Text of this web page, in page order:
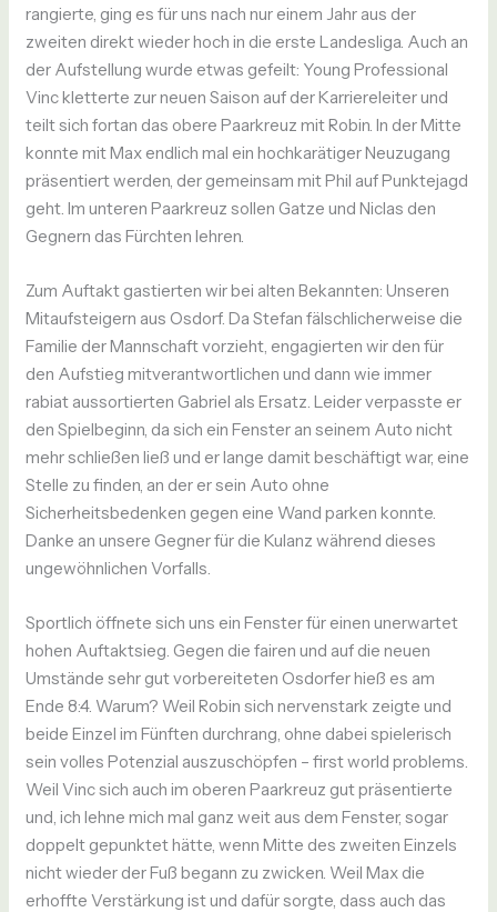
rangierte, ging es für uns nach nur einem Jahr aus der
zweiten direkt wieder hoch in die erste Landesliga. Auch an
der Aufstellung wurde etwas gefeilt: Young Professional
Vinc kletterte zur neuen Saison auf der Karriereleiter und
teilt sich fortan das obere Paarkreuz mit Robin. In der Mitte
konnte mit Max endlich mal ein hochkarätiger Neuzugang
präsentiert werden, der gemeinsam mit Phil auf Punktejagd
geht. Im unteren Paarkreuz sollen Gatze und Niclas den
Gegnern das Fürchten lehren.
Zum Auftakt gastierten wir bei alten Bekannten: Unseren
Mitaufsteigern aus Osdorf. Da Stefan fälschlicherweise die
Familie der Mannschaft vorzieht, engagierten wir den für
den Aufstieg mitverantwortlichen und dann wie immer
rabiat aussortierten Gabriel als Ersatz. Leider verpasste er
den Spielbeginn, da sich ein Fenster an seinem Auto nicht
mehr schließen ließ und er lange damit beschäftigt war, eine
Stelle zu finden, an der er sein Auto ohne
Sicherheitsbedenken gegen eine Wand parken konnte.
Danke an unsere Gegner für die Kulanz während dieses
ungewöhnlichen Vorfalls.
Sportlich öffnete sich uns ein Fenster für einen unerwartet
hohen Auftaktsieg. Gegen die fairen und auf die neuen
Umstände sehr gut vorbereiteten Osdorfer hieß es am
Ende 8:4. Warum? Weil Robin sich nervenstark zeigte und
beide Einzel im Fünften durchrang, ohne dabei spielerisch
sein volles Potenzial auszuschöpfen – first world problems.
Weil Vinc sich auch im oberen Paarkreuz gut präsentierte
und, ich lehne mich mal ganz weit aus dem Fenster, sogar
doppelt gepunktet hätte, wenn Mitte des zweiten Einzels
nicht wieder der Fuß begann zu zwicken. Weil Max die
erhoffte Verstärkung ist und dafür sorgte, dass auch das